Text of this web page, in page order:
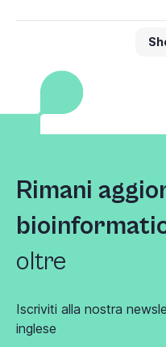
Rimani
oltre
Iscriviti alla nostra
inglese